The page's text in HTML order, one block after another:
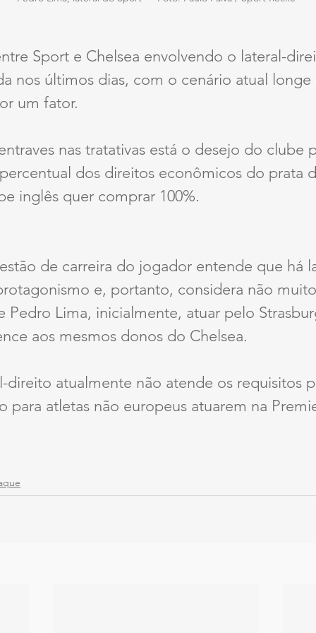
Sport e Chelsea envolvendo o lateral-
nos últimos dias, com o cenário atual
um fator.
nas tratativas está o desejo do clube
dos direitos econômicos do prata
inglês quer comprar 100%.
de carreira do jogador entende que há
e, portanto, considera não
Pedro Lima, inicialmente, atuar pelo
aos mesmos donos do Chelsea.
direito atualmente não atende os requisitos
para atletas não europeus atuarem na